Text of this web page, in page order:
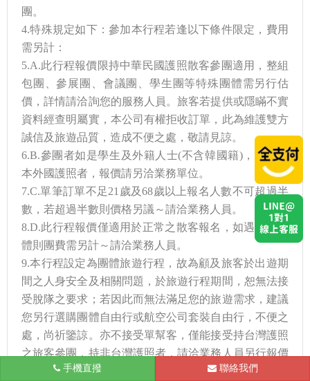
團。
4.特殊規定如下：參加本行程若逢以下條件限定，費用
需另計：
5.A.此行程報價限持中華民國護照散客參團適用，整組
包團、參展團、會議團、學生團等特殊團體需另行估
價，詳情請洽詢您的服務人員。旅客若提供或隱瞞不實
資料經查明屬實，本公司有權拒收訂單，此為維護雙方
誠信及旅遊品質，造成不便之處，敬請見諒。
6.B.參團者如是學生及外籍人士(不含韓國籍)，單持一
本外國護照者，報價請另洽業務單位。
7.C.單筆訂單不足21歲及68歲以上報名人數不可超過半
數，若超過半數則價格另議～請洽業務人員。
8.D.此行程報價僅適用於正常之散客報名，如遇特殊團
體則團費需另計～請洽業務人員。
9.本行程設定為團體旅遊行程，故為顧及旅客於出遊期
間之人身安全及相關問題，於旅遊行程期間，恕無法接
受脫隊之要求；若因此而無法滿足您的旅遊需求，建議
您另行選購團體自由行或航空公司套裝自由行，不便之
處，尚祈鑒諒。亦不接受單幫客，僅能接受持台灣護照
之旅客參團，持非台灣護照者，請洽業務人員另行報價
確認。
手機直撥
台北 聯絡我們